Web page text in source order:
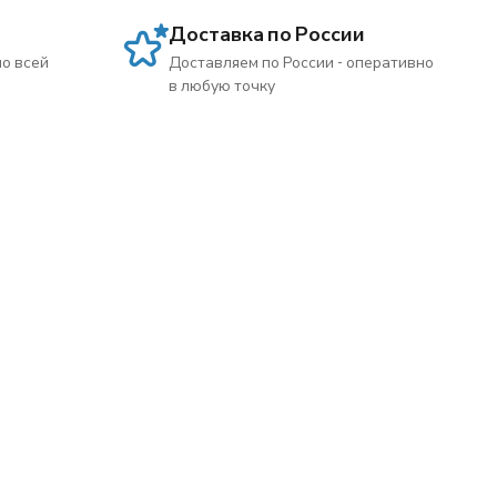
всей
Доставка по России
Доставляем по России - оперативно
в любую точку